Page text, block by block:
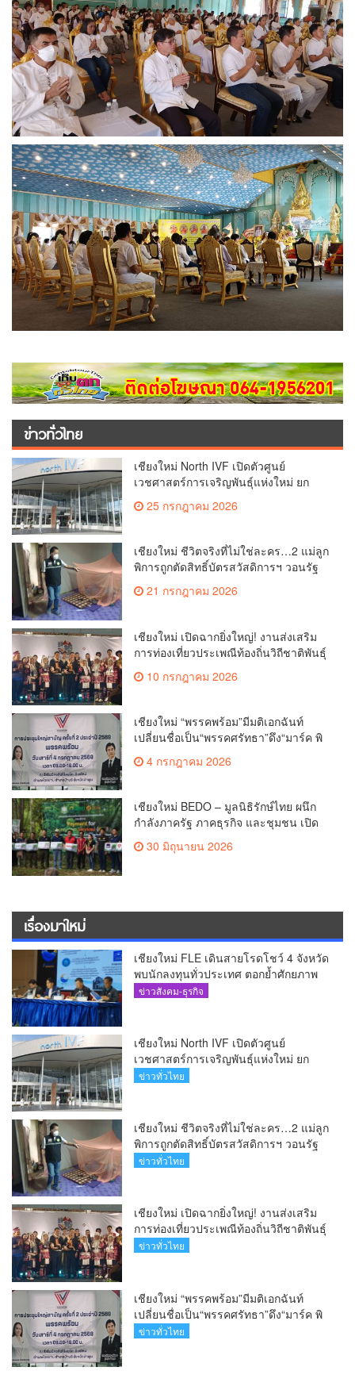
ข่าวทั่วไทย
เชียงใหม่ North IVF เปิดตัวศูนย์
เวชศาสตร์การเจริญพันธุ์แห่งใหม่ ยก
ระดับเชียงใหม่สู่ ศูนย์กลางการรักษาผู้มี
บุตรยากของภูมิภาค(คลิป)
25 กรกฎาคม 2026
เชียงใหม่ ชีวิตจริงที่ไม่ใช่ละคร…2 แม่ลูก
พิการถูกตัดสิทธิ์บัตรสวัสดิการฯ วอนรัฐ
ทบทวนเกณฑ์ช่วยคนจน(คลิป)
21 กรกฎาคม 2026
เชียงใหม่ เปิดฉากยิ่งใหญ่! งานส่งเสริม
การท่องเที่ยวประเพณีท้องถิ่นวิถีชาติพันธุ์
10 กรกฎาคม 2026
เชียงใหม่ “พรรคพร้อม”มีมติเอกฉันท์
เปลี่ยนชื่อเป็น“พรรคศรัทธา”ดึง“มาร์ค พิ
4 กรกฎาคม 2026
เชียงใหม่ BEDO – มูลนิธิรักษ์ไทย ผนึก
กำลังภาครัฐ ภาคธุรกิจ และชุมชน เปิด
เวที “Nature Positive” เสริมพลังชุมชนผู้
พิทักษ์ป่าต้นน้ำ ผ่านกลไก PES ฟื้นฟูป่า
30 มิถุนายน 2026
เรื่องมาใหม่
เชียงใหม่ FLE เดินสายโรดโชว์ 4 จังหวัด
พบนักลงทุนทั่วประเทศ ตอกย้ำศักยภาพ
ผู้นำธุรกิจระบบน้ำครบวงจร(คลิป)
ข่าวสังคม-ธุรกิจ
เชียงใหม่ North IVF เปิดตัวศูนย์
เวชศาสตร์การเจริญพันธุ์แห่งใหม่ ยก
ระดับเชียงใหม่สู่ ศูนย์กลางการรักษาผู้มี
ข่าวทั่วไทย
เชียงใหม่ ชีวิตจริงที่ไม่ใช่ละคร…2 แม่ลูก
พิการถูกตัดสิทธิ์บัตรสวัสดิการฯ วอนรัฐ
ทบทวนเกณฑ์ช่วยคนจน(คลิป)
ข่าวทั่วไทย
เชียงใหม่ เปิดฉากยิ่งใหญ่! งานส่งเสริม
การท่องเที่ยวประเพณีท้องถิ่นวิถีชาติพันธุ์
ล้านนา(คลิป)
ข่าวทั่วไทย
เชียงใหม่ “พรรคพร้อม”มีมติเอกฉันท์
เปลี่ยนชื่อเป็น“พรรคศรัทธา”ดึง“มาร์ค พิ
ตบูล”นำทัพกรรมการบริหารชุดใหม่(คลิป)
ข่าวทั่วไทย